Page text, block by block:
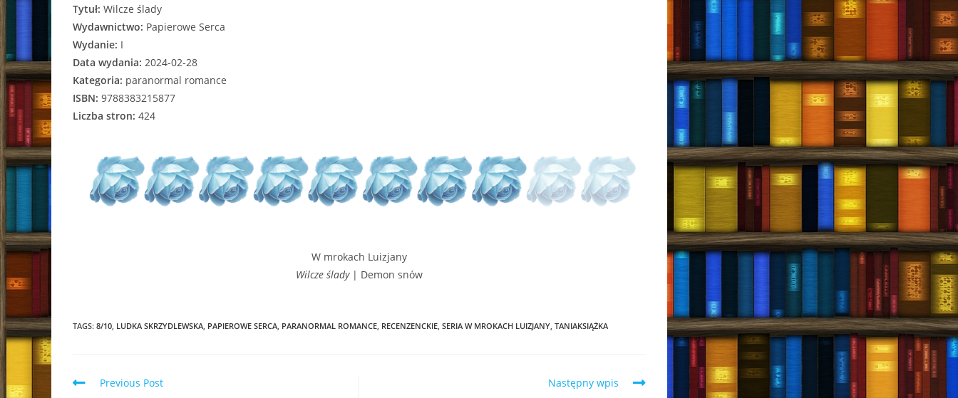
Tytuł: Wilcze ślady
Wydawnictwo: Papierowe Serca
Wydanie: I
Data wydania: 2024-02-28
Kategoria: paranormal romance
ISBN: 9788383215877
Liczba stron: 424
W mrokach Luizjany
Wilcze ślady| Demon snów
TAGS: 8/10, LUDKA SKRZYDLEWSKA, PAPIEROWE SERCA, PARANORMAL ROMANCE, RECENZENCKIE, SERIA W MROKACH LUIZJANY, TANIAKSIĄŻKA
Read
Previous Post Następny wpis